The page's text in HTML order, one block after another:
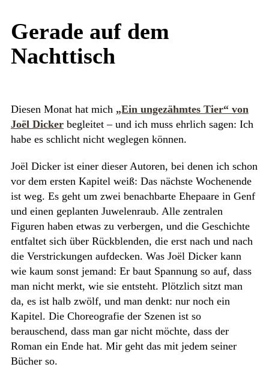
Gerade auf dem
Nachttisch
Diesen Monat hat mich „Ein ungezähmtes Tier“ von
Joël Dickerbegleitet – und ich muss ehrlich sagen: Ich
habe es schlicht nicht weglegen können.
Joël Dicker ist einer dieser Autoren, bei denen ich schon
vor dem ersten Kapitel weiß: Das nächste Wochenende
ist weg. Es geht um zwei benachbarte Ehepaare in Genf
und einen geplanten Juwelenraub. Alle zentralen
Figuren haben etwas zu verbergen, und die Geschichte
entfaltet sich über Rückblenden, die erst nach und nach
die Verstrickungen aufdecken. Was Joël Dicker kann
wie kaum sonst jemand: Er baut Spannung so auf, dass
man nicht merkt, wie sie entsteht. Plötzlich sitzt man
da, es ist halb zwölf, und man denkt: nur noch ein
Kapitel. Die Choreografie der Szenen ist so
berauschend, dass man gar nicht möchte, dass der
Roman ein Ende hat. Mir geht das mit jedem seiner
Bücher so.